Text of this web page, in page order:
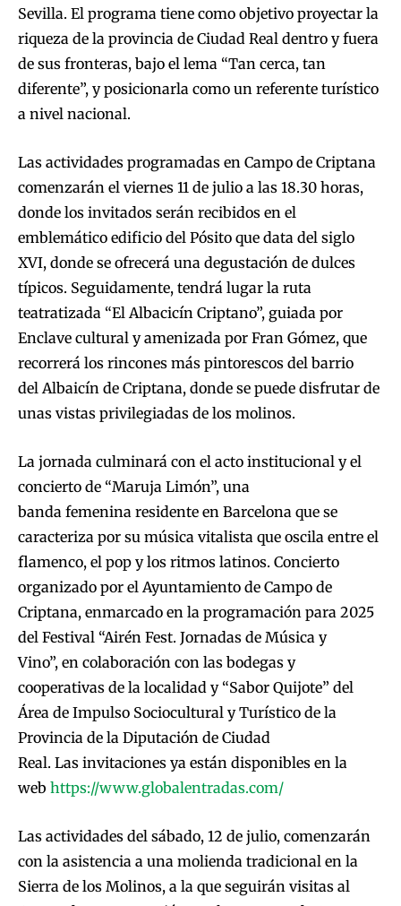
Sevilla. El programa tiene como objetivo proyectar la
riqueza de la provincia de Ciudad Real dentro y fuera
de sus fronteras, bajo el lema “Tan cerca, tan
diferente”, y posicionarla como un referente turístico
a nivel nacional.
Las actividades programadas en Campo de Criptana
comenzarán el viernes 11 de julio a las 18.30 horas,
donde los invitados serán recibidos en el
emblemático edificio del Pósito que data del siglo
XVI, donde se ofrecerá una degustación de dulces
típicos. Seguidamente, tendrá lugar la ruta
teatratizada “El Albacicín Criptano”, guiada por
Enclave cultural y amenizada por Fran Gómez, que
recorrerá los rincones más pintorescos del barrio
del Albaicín de Criptana, donde se puede disfrutar de
unas vistas privilegiadas de los molinos.
La jornada culminará con el acto institucional y el
concierto de “Maruja Limón”, una
banda femenina residente en Barcelona que se
caracteriza por su música vitalista que oscila entre el
flamenco, el pop y los ritmos latinos. Concierto
organizado por el Ayuntamiento de Campo de
Criptana, enmarcado en la programación para 2025
del Festival “Airén Fest. Jornadas de Música y
Vino”, en colaboración con las bodegas y
cooperativas de la localidad y “Sabor Quijote” del
Área de Impulso Sociocultural y Turístico de la
Provincia de la Diputación de Ciudad
Real. Las invitaciones ya están disponibles en la
web https://www.globalentradas.com/
Las actividades del sábado, 12 de julio, comenzarán
con la asistencia a una molienda tradicional en la
Sierra de los Molinos, a la que seguirán visitas al